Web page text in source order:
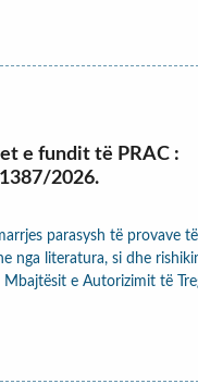
e fundit të PRAC :
2026.
parasysh të provave
nga literatura, si dhe
Mbajtësit e Autorizimit të